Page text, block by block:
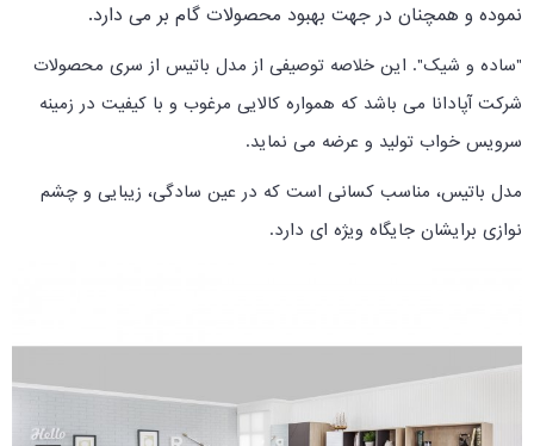
نموده و همچنان در جهت بهبود محصولات گام بر می دارد.
"ساده و شیک". این خلاصه توصیفی از مدل باتیس از سری محصولات
شرکت آپادانا می باشد که همواره کالایی مرغوب و با کیفیت در زمینه
سرویس خواب تولید و عرضه می نماید.
مدل باتیس، مناسب کسانی است که در عین سادگی، زیبایی و چشم
نوازی برایشان جایگاه ویژه ای دارد.